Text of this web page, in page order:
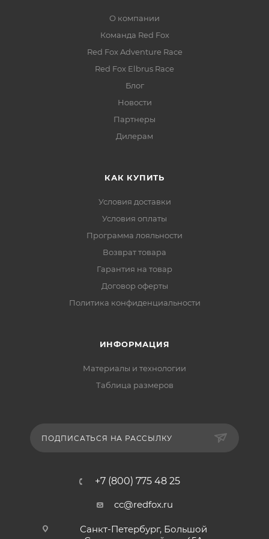
О компании
Команда Red Fox
Red Fox Adventure Race
Red Fox Elbrus Race
Блог
Новости
Партнеры
Дилерам
КАК КУПИТЬ
Условия доставки
Условия оплаты
Программа лояльности
Возврат товара
Гарантия на товар
Договор оферты
Политика конфиденциальности
ИНФОРМАЦИЯ
Материалы и технологии
Таблица размеров
ПОДПИСАТЬСЯ НА РАССЫЛКУ
+7 (800) 775 48 25
cc@redfox.ru
Санкт-Петербург, Большой